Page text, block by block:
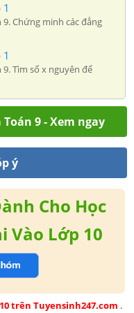
Chứng minh các đẳng
Tìm số x nguyên để
9 - Xem ngay
ý
Cho Học
Vào Lớp 10
trên Tuyensinh247.com .